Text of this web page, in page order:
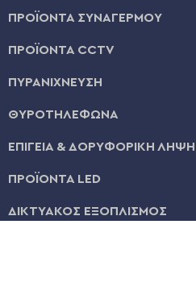
ΠΡΟΪΟΝΤΑ ΣΥΝΑΓΕΡΜΟΥ
ΠΡΟΪΟΝΤΑ CCTV
ΠΥΡΑΝΙΧΝΕΥΣΗ
ΘΥΡΟΤΗΛΕΦΩΝΑ
ΕΠΙΓΕΙΑ & ΔΟΡΥΦΟΡΙΚΗ ΛΗΨΗ
ΠΡΟΪΟΝΤΑ LED
ΔΙΚΤΥΑΚΟΣ ΕΞΟΠΛΙΣΜΟΣ